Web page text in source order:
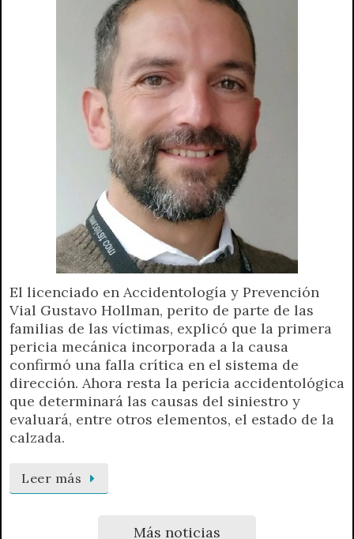
El licenciado en Accidentología y Prevención
Vial Gustavo Hollman, perito de parte de las
familias de las víctimas, explicó que la primera
pericia mecánica incorporada a la causa
confirmó una falla crítica en el sistema de
dirección. Ahora resta la pericia accidentológica
que determinará las causas del siniestro y
evaluará, entre otros elementos, el estado de la
calzada.
Leer más
Más noticias